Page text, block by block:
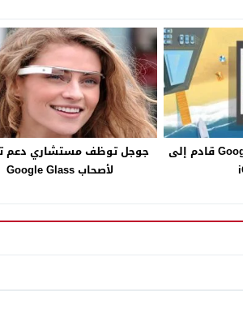
إيريك شميدت: Google Now قادم إلى
جوجل توظف مستشاري دعم
لأصحاب Google Glass